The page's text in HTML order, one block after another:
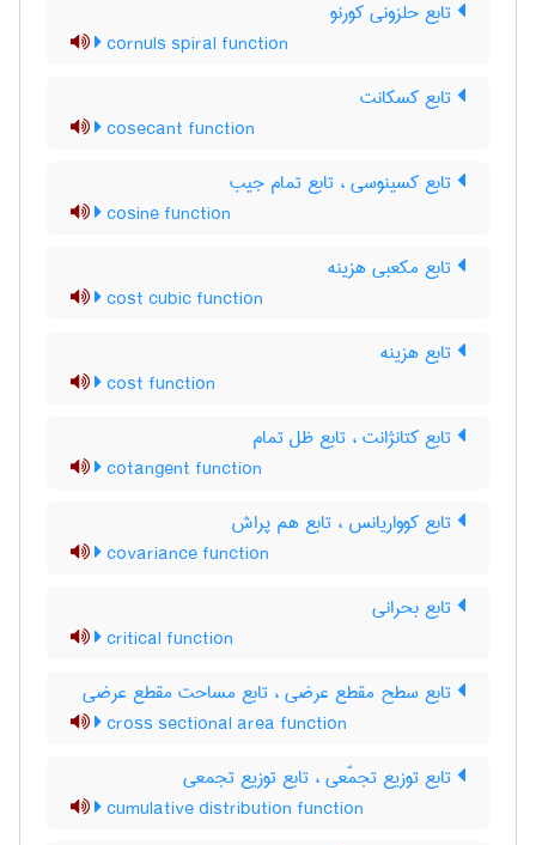
تابع حلزونی کورنو
cornuls spiral function
تابع کسکانت
cosecant function
تابع کسینوسی ، تابع تمام جیب
cosine function
تابع مکعبی هزینه
cost cubic function
تابع هزینه
cost function
تابع کتانژانت ، تابع ظل تمام
cotangent function
تابع کوواریانس ، تابع هم پراش
covariance function
تابع بحرانی
critical function
تابع سطح مقطع عرضی ، تابع مساحت مقطع عرضی
cross sectional area function
تابع توزیع تجمّعی ، تابع توزیع تجمعی
cumulative distribution function